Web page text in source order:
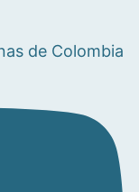
de Colombia